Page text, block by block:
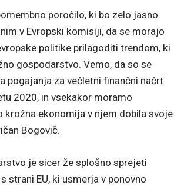
poročilo, ki bo zelo jasno
v Evropski komisiji, da se morajo
politike prilagoditi trendom, ki
gospodarstvo. Vemo, da so se
pogajanja za večletni finančni načrt
2020, in vsekakor moramo
krožna ekonomija v njem dobila svoje
Bogovič.
je sicer že splošno sprejeti
strani EU, ki usmerja v ponovno